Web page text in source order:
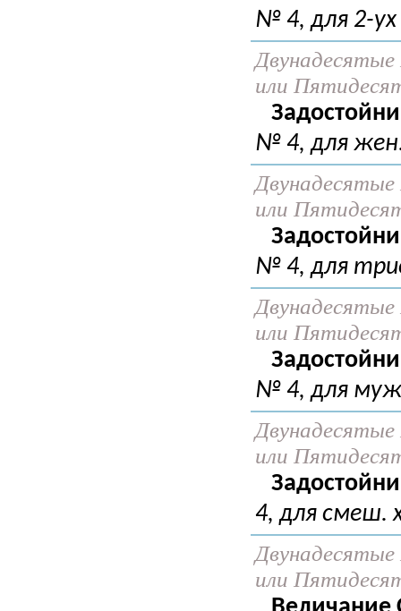
№ 4, для 2-ух
или
№ 4, для
или
№ 4, для
или
№ 4, для
или
4, для смеш.
или